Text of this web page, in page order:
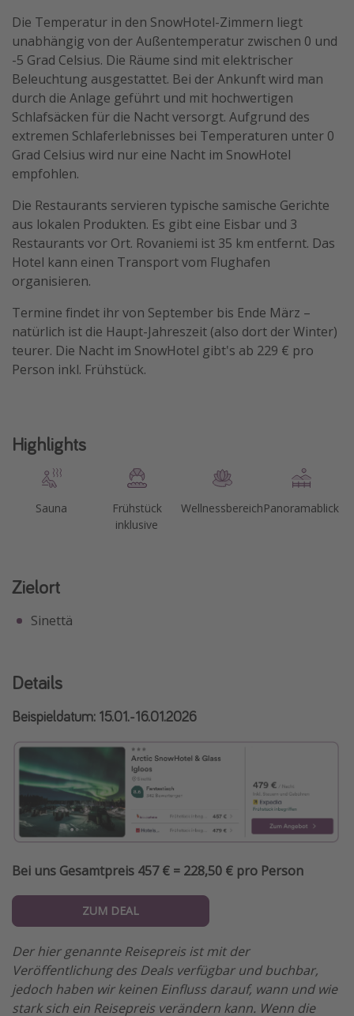
Die Temperatur in den SnowHotel-Zimmern liegt
unabhängig von der Außentemperatur zwischen 0 und
-5 Grad Celsius. Die Räume sind mit elektrischer
Beleuchtung ausgestattet. Bei der Ankunft wird man
durch die Anlage geführt und mit hochwertigen
Schlafsäcken für die Nacht versorgt. Aufgrund des
extremen Schlaferlebnisses bei Temperaturen unter 0
Grad Celsius wird nur eine Nacht im SnowHotel
empfohlen.
Die Restaurants servieren typische samische Gerichte
aus lokalen Produkten. Es gibt eine Eisbar und 3
Restaurants vor Ort. Rovaniemi ist 35 km entfernt. Das
Hotel kann einen Transport vom Flughafen
organisieren.
Termine findet ihr von September bis Ende März –
natürlich ist die Haupt-Jahreszeit (also dort der Winter)
teurer. Die Nacht im SnowHotel gibt's ab 229 € pro
Person inkl. Frühstück.
Highlights
Sauna
Frühstück
inklusive
WellnessbereichPanoramablick
Zielort
Sinettä
Details
Beispieldatum: 15.01.-16.01.2026
Bei uns Gesamtpreis 457 € = 228,50 € pro Person
ZUM DEAL
Der hier genannte Reisepreis ist mit der
Veröffentlichung des Deals verfügbar und buchbar,
jedoch haben wir keinen Einfluss darauf, wann und wie
stark sich ein Reisepreis verändern kann. Wenn die